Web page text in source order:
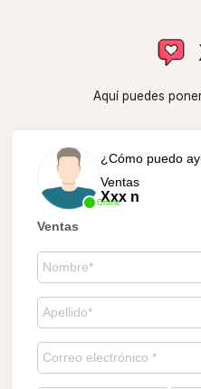
Aquí puedes
Online
¿Cómo puedo
Ventas
Xxx n
Ventas